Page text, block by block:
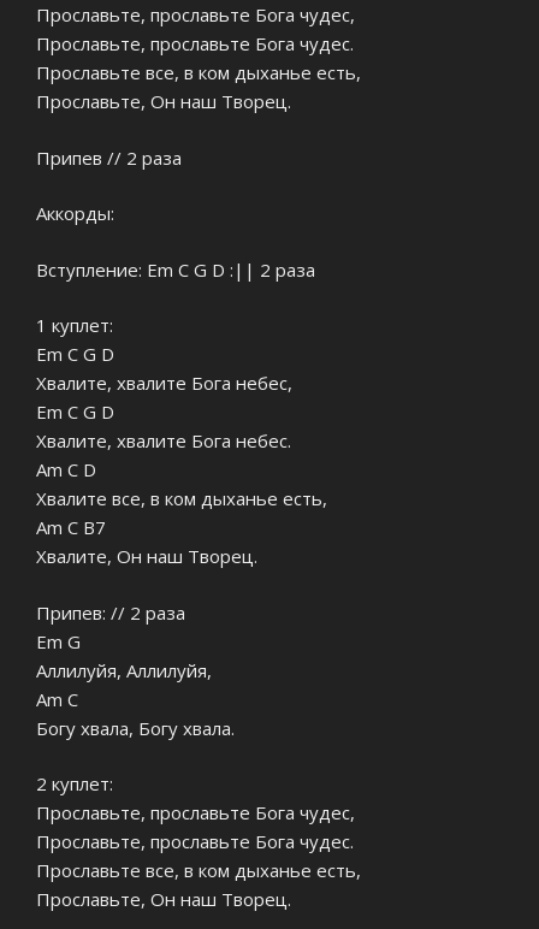
Прославьте, прославьте Бога чудес,
Прославьте, прославьте Бога чудес.
Прославьте все, в ком дыханье есть,
Прославьте, Он наш Творец.
Припев // 2 раза
Аккорды:
Вступление: Em C G D :|| 2 раза
1 куплет:
Em C G D
Хвалите, хвалите Бога небес,
Em C G D
Хвалите, хвалите Бога небес.
Am C D
Хвалите все, в ком дыханье есть,
Am C B7
Хвалите, Он наш Творец.
Припев: // 2 раза
Em G
Аллилуйя, Аллилуйя,
Am C
Богу хвала, Богу хвала.
2 куплет:
Прославьте, прославьте Бога чудес,
Прославьте, прославьте Бога чудес.
Прославьте все, в ком дыханье есть,
Прославьте, Он наш Творец.